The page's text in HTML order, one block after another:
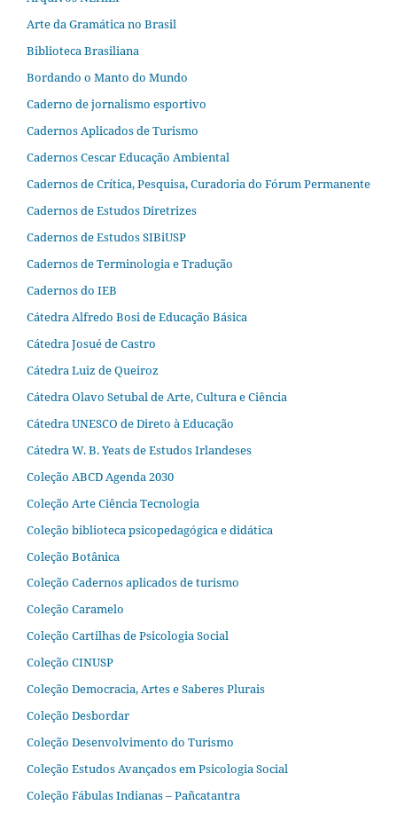
Arte da Gramática no Brasil
Biblioteca Brasiliana
Bordando o Manto do Mundo
Caderno de jornalismo esportivo
Cadernos Aplicados de Turismo
Cadernos Cescar Educação Ambiental
Cadernos de Crítica, Pesquisa, Curadoria do Fórum Permanente
Cadernos de Estudos Diretrizes
Cadernos de Estudos SIBiUSP
Cadernos de Terminologia e Tradução
Cadernos do IEB
Cátedra Alfredo Bosi de Educação Básica
Cátedra Josué de Castro
Cátedra Luiz de Queiroz
Cátedra Olavo Setubal de Arte, Cultura e Ciência
Cátedra UNESCO de Direto à Educação
Cátedra W. B. Yeats de Estudos Irlandeses
Coleção ABCD Agenda 2030
Coleção Arte Ciência Tecnologia
Coleção biblioteca psicopedagógica e didática
Coleção Botânica
Coleção Cadernos aplicados de turismo
Coleção Caramelo
Coleção Cartilhas de Psicologia Social
Coleção CINUSP
Coleção Democracia, Artes e Saberes Plurais
Coleção Desbordar
Coleção Desenvolvimento do Turismo
Coleção Estudos Avançados em Psicologia Social
Coleção Fábulas Indianas – Pañcatantra